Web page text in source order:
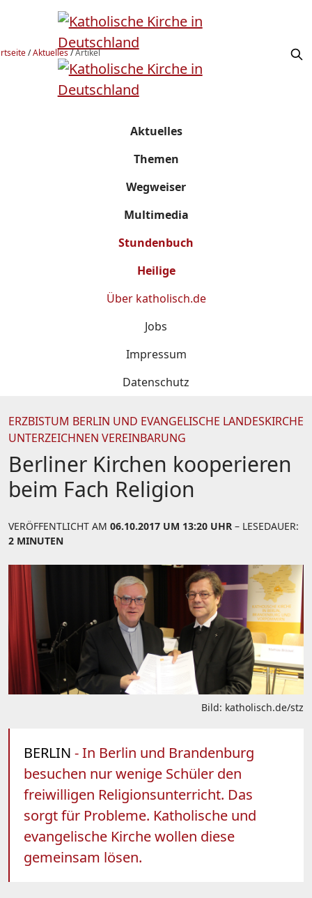
/Aktuelles/Artikel
Aktuelles
Themen
Wegweiser
Multimedia
Stundenbuch
Heilige
Über katholisch.de
Jobs
Impressum
Datenschutz
ERZBISTUM BERLIN UND EVANGELISCHE LANDESKIRCHE
UNTERZEICHNEN VEREINBARUNG
Berliner Kirchen kooperieren
beim Fach Religion
VERÖFFENTLICHT AM 06.10.2017 UM 13:20 UHR – LESEDAUER:
2 MINUTEN
Bild: katholisch.de/stz
BERLIN - In Berlin und Brandenburg
besuchen nur wenige Schüler den
freiwilligen Religionsunterricht. Das
sorgt für Probleme. Katholische und
evangelische Kirche wollen diese
gemeinsam lösen.